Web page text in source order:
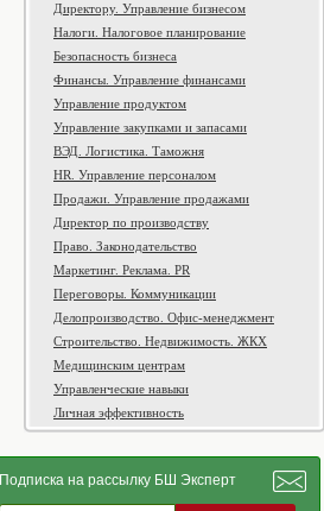
Директору. Управление бизнесом
Налоги. Налоговое планирование
Безопасность бизнеса
Финансы. Управление финансами
Управление продуктом
Управление закупками и запасами
ВЭД. Логистика. Таможня
HR. Управление персоналом
Продажи. Управление продажами
Директор по производству
Право. Законодательство
Маркетинг. Реклама. PR
Переговоры. Коммуникации
Делопроизводство. Офис-менеджмент
Строительство. Недвижимость. ЖКХ
Медицинским центрам
Управленческие навыки
Личная эффективность
Подписка на рассылку БШ Эксперт